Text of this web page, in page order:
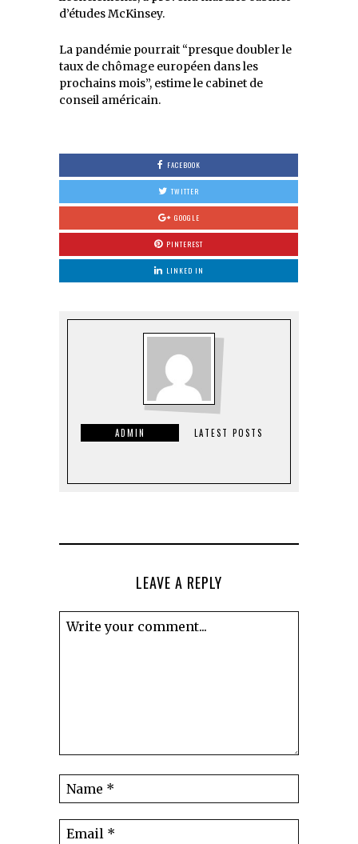
d’études McKinsey.
La pandémie pourrait “presque doubler le
taux de chômage européen dans les
prochains mois”, estime le cabinet de
conseil américain.
FACEBOOK
TWITTER
GOOGLE
PINTEREST
LINKED IN
ADMIN LATEST POSTS
LEAVE A REPLY